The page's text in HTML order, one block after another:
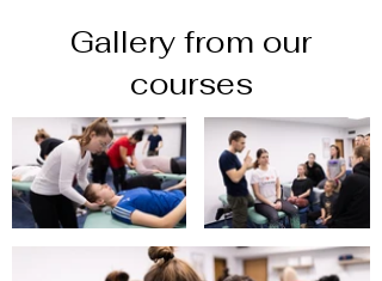
Gallery from our
courses